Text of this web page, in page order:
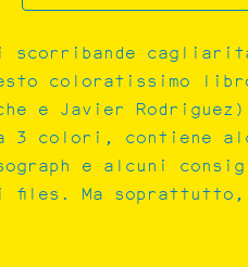
scorribande
coloratissimo
e Javier
a 3 colori, contiene
e alcuni
files. Ma